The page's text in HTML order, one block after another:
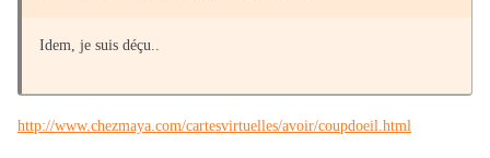
Idem, je suis déçu..
http://www.chezmaya.com/cartesvirtuelles/avoir/coupdoeil.html